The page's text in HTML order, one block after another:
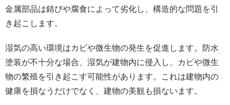
金属部品は錆びや腐食によって劣化し、構造的な問題を引
き起こします。
湿気の高い環境はカビや微生物の発生を促進します。防水
塗装が不十分な場合、湿気が建物内に侵入し、カビや微生
物の繁殖を引き起こす可能性があります。これは建物内の
健康を損なうだけでなく、建物の美観も損ないます。